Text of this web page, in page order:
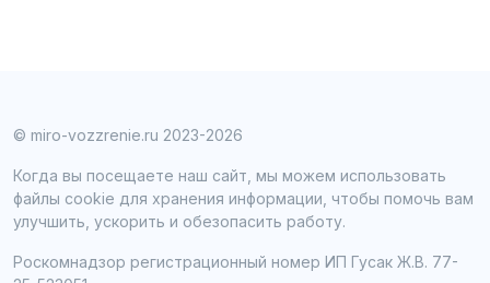
© miro-vozzrenie.ru 2023-2026
Когда вы посещаете наш сайт, мы можем использовать
файлы cookie для хранения информации, чтобы помочь вам
улучшить, ускорить и обезопасить работу.
Роскомнадзор регистрационный номер ИП Гусак Ж.В. 77-